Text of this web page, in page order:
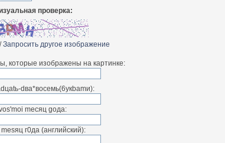
проверка:
/Запросить другое изображение
которые изображены на картинке:
dва*воceмь(6укbamи):
meсяц goдa:
г0дa (английский):